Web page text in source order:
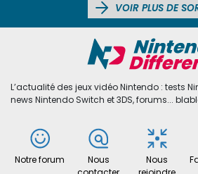
VOIR PLUS DE
L’actualité des jeux vidéo Nintendo : tests
news Nintendo Switch et 3DS, forums...
Notre forum
Nous
Nous